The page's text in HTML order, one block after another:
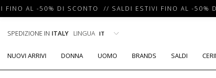
FINO AL -50% DI SCONTO // SALDI ESTIVI FINO AL -
SPEDIZIONE IN ITALY LINGUA
NUOVI ARRIVI DONNA UOMO BRANDS SALDI